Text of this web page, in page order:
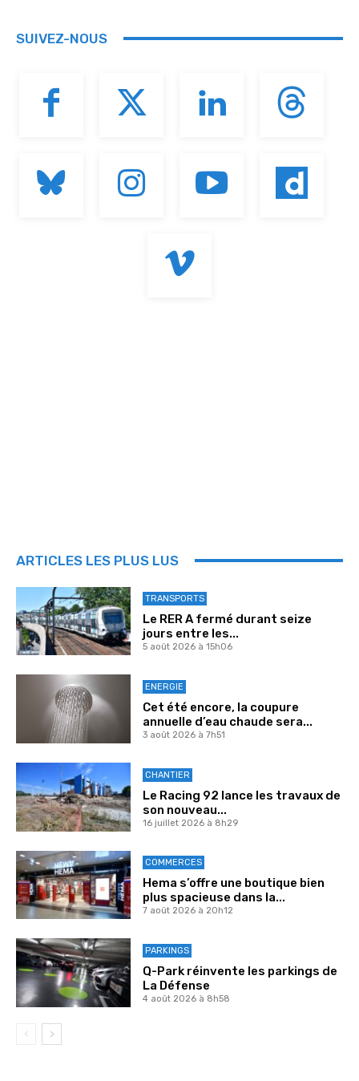
SUIVEZ-NOUS
ARTICLES LES PLUS LUS
TRANSPORTS
Le RER A fermé durant seize
jours entre les...
5 août 2026 à 15h06
ENERGIE
Cet été encore, la coupure
annuelle d’eau chaude sera...
3 août 2026 à 7h51
CHANTIER
Le Racing 92 lance les travaux de
son nouveau...
16 juillet 2026 à 8h29
COMMERCES
Hema s’offre une boutique bien
plus spacieuse dans la...
7 août 2026 à 20h12
PARKINGS
Q-Park réinvente les parkings de
La Défense
4 août 2026 à 8h58